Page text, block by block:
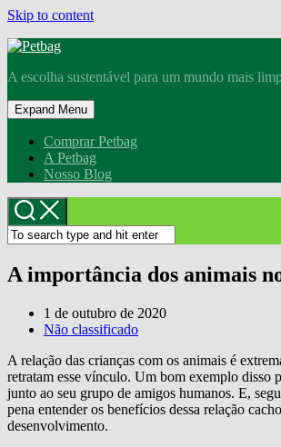
Skip to content
A escolha sustentável para um mundo mais
Expand Menu
Comprar Petbag
A Petbag
Nosso Blog
A importância dos animais
1 de outubro de 2020
Não classificado
A relação das crianças com os animais é
retratam esse vínculo. Um bom exemplo disso
junto ao seu grupo de amigos humanos. E,
pena entender os benefícios dessa relação
desenvolvimento.